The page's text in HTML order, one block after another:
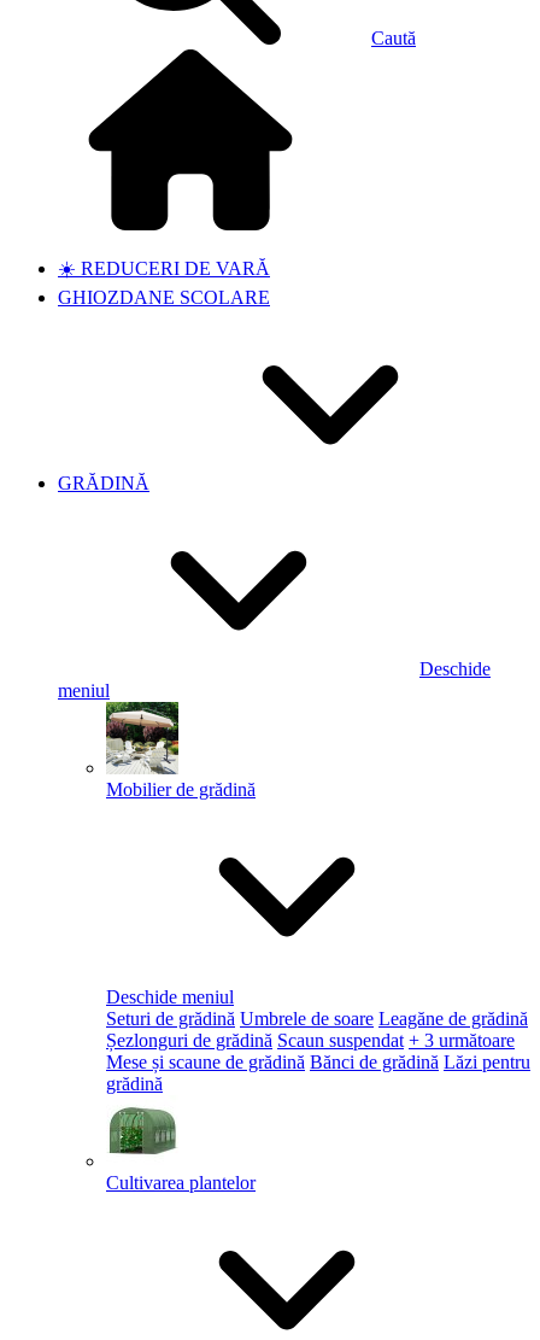
Caută
☀️ REDUCERI DE VARĂ
GHIOZDANE SCOLARE
GRĂDINĂ
Deschide
meniul
Mobilier de grădină
Deschide meniul
Seturi de grădină Umbrele de soare Leagăne de grădină
Șezlonguri de grădină Scaun suspendat + 3 următoare
Mese și scaune de grădină Bănci de grădină Lăzi pentru
grădină
Cultivarea plantelor